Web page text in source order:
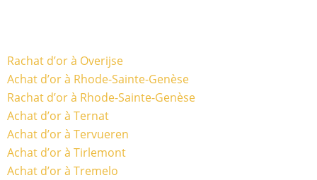
Rachat d’or à Overijse
Achat d’or à Rhode-Sainte-Genèse
Rachat d’or à Rhode-Sainte-Genèse
Achat d’or à Ternat
Achat d’or à Tervueren
Achat d’or à Tirlemont
Achat d’or à Tremelo